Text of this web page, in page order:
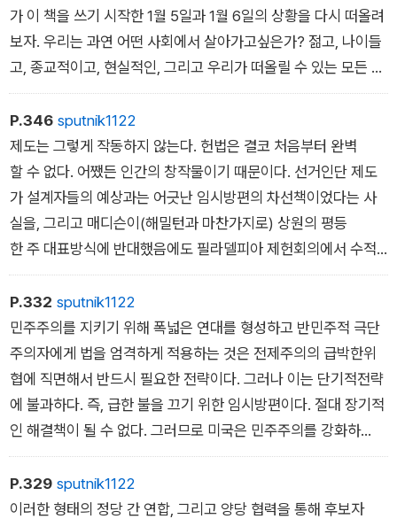
가 이 책을 쓰기 시작한 1월 5일과 1월 6일의 상황을 다시 떠올려
보자. 우리는 과연 어떤 사회에서 살아가고싶은가? 젊고, 나이들
고, 종교적이고, 현실적인, 그리고 우리가 떠올릴 수 있는 모든 다
양한 피부색을 가진 미국인들이 2020년 여름에 정의의 이름으
로 거리를 가득 메웠던 때를 떠올려보자. 그 여름에 행진에 참여
한 젊은이들은 국가 시스템으로부터 외면을 받았지만, 그럼에도
투표로 시선을 돌렸다. 새로운 세대의 미국인들이 불완전한 민주
주의를 지키기 위해 일어섰다. 그리고 동시에 더 나은 민주주의,
즉 모두를 위한 민주주의 비전을 보여줬다.
시민권 세대가 역사의 뒤안길로 사라지면서 진정한 다인종 민주
주의를 구축해야 할 과제는 이제 우리에게 남겨졌다. 미래 세대
는 훗날 그 책임을 우리에게 물을 것이다.
P.346 sputnik1122
제도는 그렇게 작동하지 않는다. 헌법은 결코 처음부터 완벽
할 수 없다. 어쨌든 인간의 창작물이기 때문이다. 선거인단 제도
가 설계자들의 예상과는 어긋난 임시방편의 차선책이었다는 사
실을, 그리고 매디슨이(해밀턴과 마찬가지로) 상원의 평등
한 주 대표방식에 반대했음에도 필라델피아 제헌회의에서 수적
으로 밀리고 말았다는 사실을 떠올려보자. 이렇게 만들어진 제도
에 신성한부분이란 없다. 그리고 대단히 잘 설계된 헌법조차 때
로 수정이필요하다. 그것은 헌법이 작동하는 세상이 변하기 때문
에, 그리고 때로는 대단히 급격하게 변하기 때문이다. 어떠한 법
도 언제어디서나 ˝최고의 상태로 기능˝할 수 없다. 국경은 변하
고 인구는 증가한다. 신기술이 등장하면서 사람들은 이전 세대
가 상상조차 하지 못했던 일을 한다. 평등이나 자유와 같은 근
본 원칙은 그대로 남아 있겠지만, 사회 규범이 진화하면서 우리
는 그 원칙을 정의하는 방식을 어쩔 수 없이 바꿔야 한다.
나중에 대법원장이 된 존 로버츠는 로널드 레이건 행정부에서 백
P.332 sputnik1122
민주주의를 지키기 위해 폭넓은 연대를 형성하고 반민주적 극단
주의자에게 법을 엄격하게 적용하는 것은 전제주의의 급박한위
협에 직면해서 반드시 필요한 전략이다. 그러나 이는 단기적전략
에 불과하다. 즉, 급한 불을 끄기 위한 임시방편이다. 절대 장기적
인 해결책이 될 수 없다. 그러므로 미국은 민주주의를 강화하
기 위해 보다 근본적인 대책을 모색해야 한다.
반드시 논의해야 할 세 가지 개혁
P.329 sputnik1122
이러한 형태의 정당 간 연합, 그리고 양당 협력을 통해 후보자